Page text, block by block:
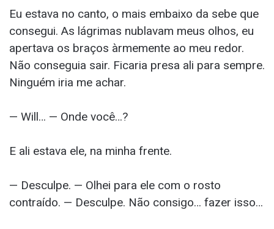
Eu estava no canto, o mais embaixo da sebe que
consegui. As lágrimas nublavam meus olhos, eu
apertava os braços àrmemente ao meu redor.
Não conseguia sair. Ficaria presa ali para sempre.
Ninguém iria me achar.
— Will… — Onde você…?
E ali estava ele, na minha frente.
— Desculpe. — Olhei para ele com o rosto
contraído. — Desculpe. Não consigo… fazer isso…